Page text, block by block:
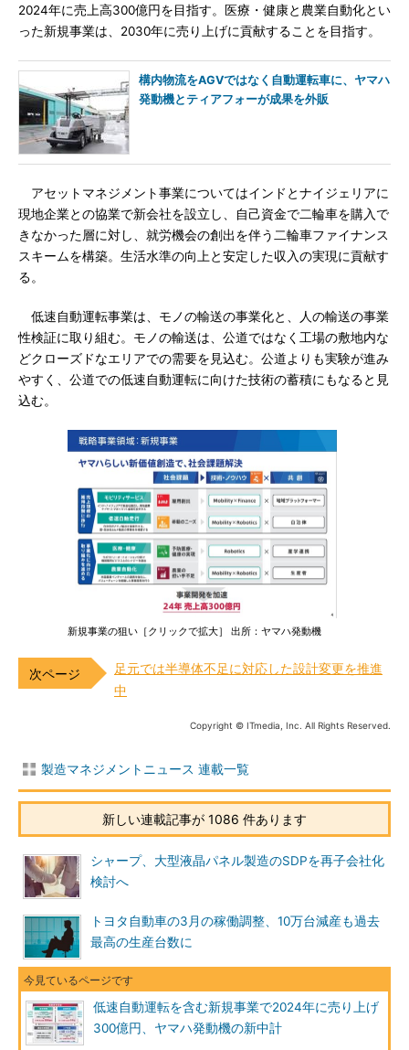
2024年に売上高300億円を目指す。医療・健康と農業自動化とい
った新規事業は、2030年に売り上げに貢献することを目指す。
構内物流をAGVではなく自動運転車に、ヤマハ
発動機とティアフォーが成果を外販
アセットマネジメント事業についてはインドとナイジェリアに
現地企業との協業で新会社を設立し、自己資金で二輪車を購入で
きなかった層に対し、就労機会の創出を伴う二輪車ファイナンス
スキームを構築。生活水準の向上と安定した収入の実現に貢献す
る。
低速自動運転事業は、モノの輸送の事業化と、人の輸送の事業
性検証に取り組む。モノの輸送は、公道ではなく工場の敷地内な
どクローズドなエリアでの需要を見込む。公道よりも実験が進み
やすく、公道での低速自動運転に向けた技術の蓄積にもなると見
込む。
新規事業の狙い［クリックで拡大］ 出所：ヤマハ発動機
足元では半導体不足に対応した設計変更を推進
中
Copyright © ITmedia, Inc. All Rights Reserved.
製造マネジメントニュース 連載一覧
新しい連載記事が 1086 件あります
シャープ、大型液晶パネル製造のSDPを再子会社化
検討へ
トヨタ自動車の3月の稼働調整、10万台減産も過去
最高の生産台数に
低速自動運転を含む新規事業で2024年に売り上げ
300億円、ヤマハ発動機の新中計